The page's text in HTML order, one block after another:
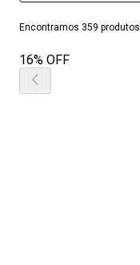
Encontramos 359 produtos
16% OFF